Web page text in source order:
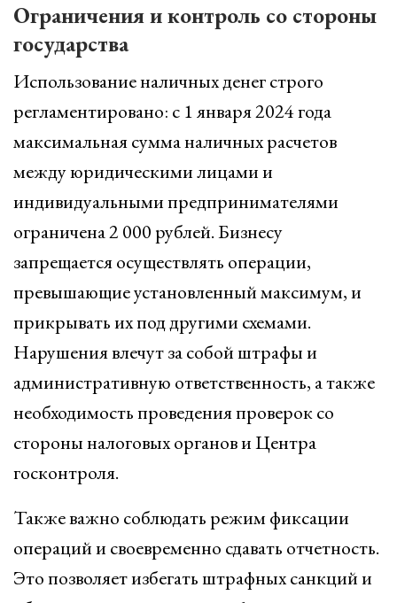
Ограничения и контроль со стороны
государства
Использование наличных денег строго
регламентировано: с 1 января 2024 года
максимальная сумма наличных расчетов
между юридическими лицами и
индивидуальными предпринимателями
ограничена 2 000 рублей. Бизнесу
запрещается осуществлять операции,
превышающие установленный максимум, и
прикрывать их под другими схемами.
Нарушения влечут за собой штрафы и
административную ответственность, а также
необходимость проведения проверок со
стороны налоговых органов и Центра
госконтроля.
Также важно соблюдать режим фиксации
операций и своевременно сдавать отчетность.
Это позволяет избегать штрафных санкций и